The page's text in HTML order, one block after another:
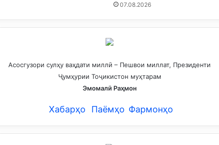
07.08.2026
Асосгузори сулҳу ваҳдати миллӣ – Пешвои миллат, Президенти
Ҷумҳурии Тоҷикистон муҳтарам
Эмомалӣ Раҳмон
Хабарҳо Паёмҳо Фармонҳо